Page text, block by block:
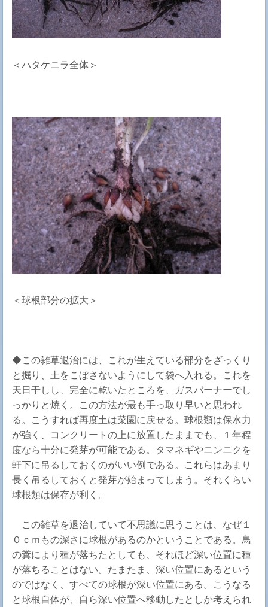
＜ハタケニラ全体＞
＜球根部分の拡大＞
◆この雑草退治には、これが生えている部分をざっくり
と掘り、土をこぼさないようにして袋へ入れる。これを
天日干しし、完全に乾いたところを、ガスバーナーでし
っかりと焼く。この方法が最も手っ取り早いと思われ
る。こうすれば再度土は菜園に戻せる。球根類は保水力
が強く、コンクリートの上に放置したままでも、１年程
度なら十分に発芽が可能である。タマネギやニンニクを
軒下に吊るしておくのがいい例である。これらはあまり
長く吊るしておくと発芽が始まってしまう。それくらい
球根類は保存が利く。
この雑草を退治していて不思議に思うことは、なぜ１
０ｃｍもの深さに球根があるのかということである。鳥
の糞により種が落ちたとしても、それほど深い位置に種
が落ちることはない。たまたま、深い位置にあるという
のではなく、すべての球根が深い位置にある。こうなる
と球根自体が、自ら深い位置へ移動したとしか考えられ